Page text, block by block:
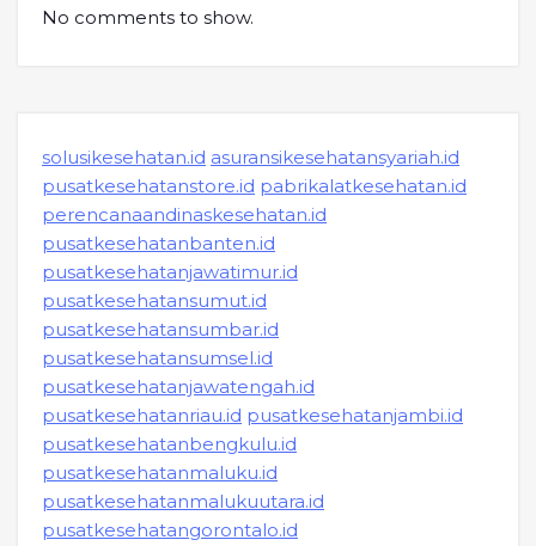
No comments to show.
solusikesehatan.id asuransikesehatansyariah.id
pusatkesehatanstore.id pabrikalatkesehatan.id
perencanaandinaskesehatan.id
pusatkesehatanbanten.id
pusatkesehatanjawatimur.id
pusatkesehatansumut.id
pusatkesehatansumbar.id
pusatkesehatansumsel.id
pusatkesehatanjawatengah.id
pusatkesehatanriau.id pusatkesehatanjambi.id
pusatkesehatanbengkulu.id
pusatkesehatanmaluku.id
pusatkesehatanmalukuutara.id
pusatkesehatangorontalo.id